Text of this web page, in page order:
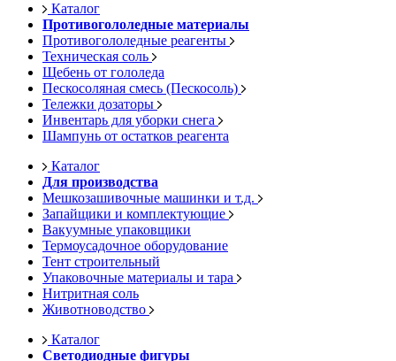
Каталог
Противогололедные материалы
Противогололедные реагенты
Техническая соль
Щебень от гололеда
Пескосоляная смесь (Пескосоль)
Тележки дозаторы
Инвентарь для уборки снега
Шампунь от остатков реагента
Каталог
Для производства
Мешкозашивочные машинки и т.д.
Запайщики и комплектующие
Вакуумные упаковщики
Термоусадочное оборудование
Тент строительный
Упаковочные материалы и тара
Нитритная соль
Животноводство
Каталог
Светодиодные фигуры